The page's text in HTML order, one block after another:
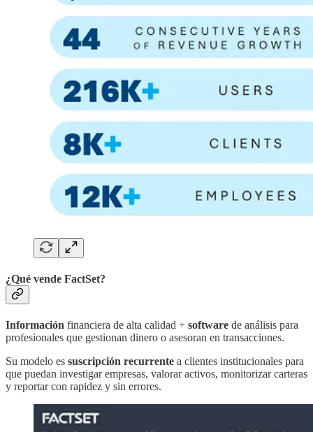
¿Qué vende FactSet?
Información financiera de alta calidad + software de análisis para
profesionales que gestionan dinero o asesoran en transacciones.
Su modelo es suscripción recurrente a clientes institucionales para
que puedan investigar empresas, valorar activos, monitorizar carteras
y reportar con rapidez y sin errores.